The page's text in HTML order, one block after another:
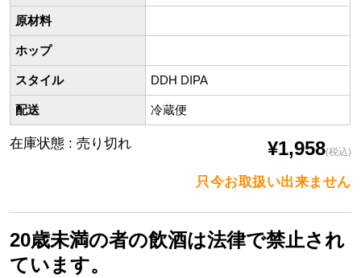
原材料
ホップ
スタイル DDH DIPA
配送 冷蔵便
在庫状態 : 売り切れ ¥1,958(税込)
只今お取扱い出来ません
20歳未満の者の飲酒は法律で禁止され
ています。